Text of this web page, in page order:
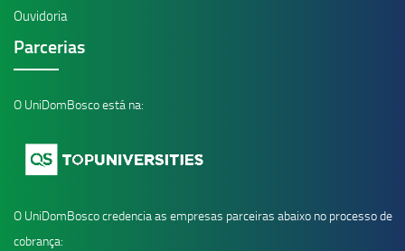
Ouvidoria
Parcerias
O UniDomBosco está na:
O UniDomBosco credencia as empresas parceiras abaixo no processo de
cobrança: